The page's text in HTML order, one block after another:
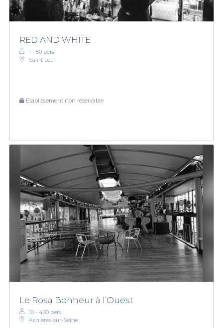
RED AND WHITE
1 - 50 pers.
Saint Leu
Établissement non réservable
Le Rosa Bonheur à l’Ouest
10 - 400 pers.
Asnières-sur-Seine